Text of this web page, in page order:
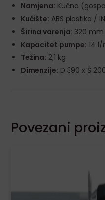
Namjena: Kućna
Kućište: ABS plastika /
Širina varenja: 320 mm
Kapacitet pumpe: 14
Težina: 2,1 kg
Dimenzije: D 390 x Š
Povezani